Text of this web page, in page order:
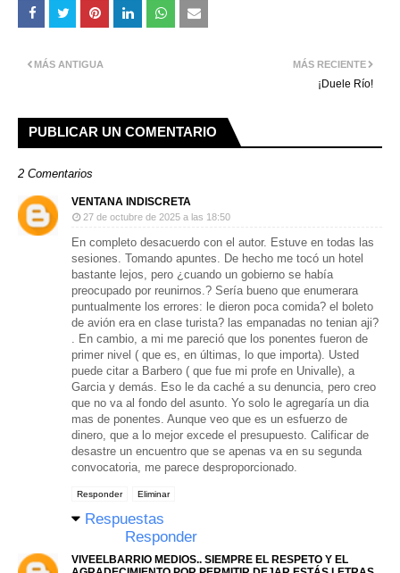
MÁS RECIENTE
¡Duele Río!
MÁS ANTIGUA
PUBLICAR UN COMENTARIO
2 Comentarios
VENTANA INDISCRETA
27 de octubre de 2025 a las 18:50
En completo desacuerdo con el autor. Estuve en todas las
sesiones. Tomando apuntes. De hecho me tocó un hotel
bastante lejos, pero ¿cuando un gobierno se había
preocupado por reunirnos.? Sería bueno que enumerara
puntualmente los errores: le dieron poca comida? el boleto
de avión era en clase turista? las empanadas no tenian aji?
. En cambio, a mi me pareció que los ponentes fueron de
primer nivel ( que es, en últimas, lo que importa). Usted
puede citar a Barbero ( que fue mi profe en Univalle), a
Garcia y demás. Eso le da caché a su denuncia, pero creo
que no va al fondo del asunto. Yo solo le agregaría un dia
mas de ponentes. Aunque veo que es un esfuerzo de
dinero, que a lo mejor excede el presupuesto. Calificar de
desastre un encuentro que se apenas va en su segunda
convocatoria, me parece desproporcionado.
Responder Eliminar
Respuestas
Responder
VIVEELBARRIO MEDIOS.. SIEMPRE EL RESPETO Y EL